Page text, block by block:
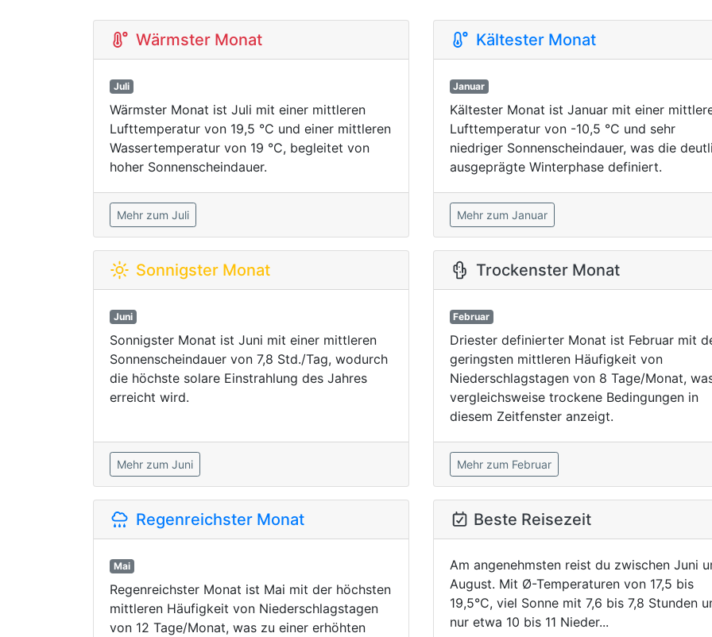
Wärmster Monat
Juli
Wärmster Monat ist Juli mit einer mittleren
Lufttemperatur von 19,5 °C und einer mittleren
Wassertemperatur von 19 °C, begleitet von
hoher Sonnenscheindauer.
Mehr zum Juli
Kältester Monat
Januar
Kältester Monat ist Januar mit einer
Lufttemperatur von -10,5 °C und sehr
niedriger Sonnenscheindauer, was die
ausgeprägte Winterphase definiert.
Mehr zum Januar
Sonnigster Monat
Juni
Sonnigster Monat ist Juni mit einer mittleren
Sonnenscheindauer von 7,8 Std./Tag, wodurch
die höchste solare Einstrahlung des Jahres
erreicht wird.
Mehr zum Juni
Trockenster Monat
Februar
Driester definierter Monat ist Februar mit
geringsten mittleren Häufigkeit von
Niederschlagstagen von 8 Tage/Monat,
vergleichsweise trockene Bedingungen in
diesem Zeitfenster anzeigt.
Mehr zum Februar
Regenreichster Monat
Mai
Regenreichster Monat ist Mai mit der höchsten
mittleren Häufigkeit von Niederschlagstagen
von 12 Tage/Monat, was zu einer erhöhten
Beste Reisezeit
Am angenehmsten reist du zwischen Juni
August. Mit Ø-Temperaturen von 17,5 bis
19,5°C, viel Sonne mit 7,6 bis 7,8 Stunden
nur etwa 10 bis 11 Nieder...